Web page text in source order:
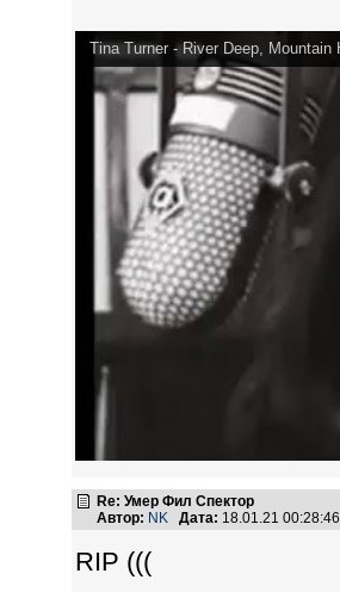
Tina Turner - River Deep,
Re: Умер Фил Спектор
Автор: NK Дата: 18.01.21
RIP (((